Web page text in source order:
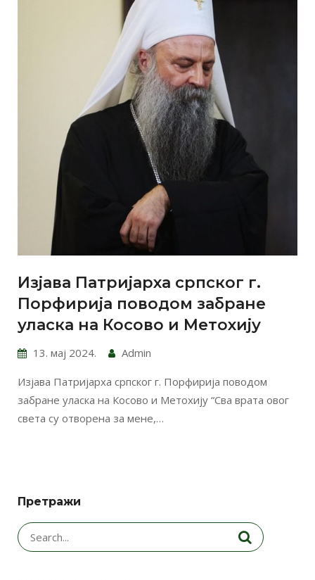
Изјава Патријарха српског г.
Порфирија поводом забране
уласка на Косово и Метохију
13. мај 2024. Admin
Изјава Патријарха српског г. Порфирија поводом
забране уласка на Косово и Метохију “Сва врата овог
света су отворена за мене,…
Претражи
Search
for: